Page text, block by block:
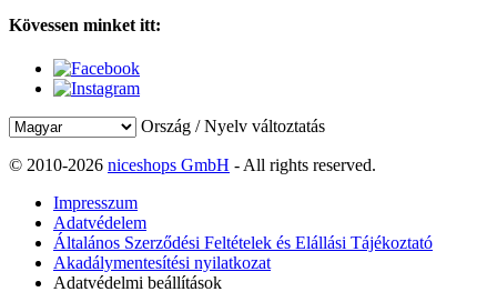
Kövessen minket itt:
Ország / Nyelv változtatás
© 2010-2026 niceshops GmbH - All rights reserved.
Impresszum
Adatvédelem
Általános Szerződési Feltételek és Elállási Tájékoztató
Akadálymentesítési nyilatkozat
Adatvédelmi beállítások